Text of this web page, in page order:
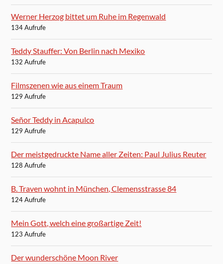
Werner Herzog bittet um Ruhe im Regenwald
134 Aufrufe
Teddy Stauffer: Von Berlin nach Mexiko
132 Aufrufe
Filmszenen wie aus einem Traum
129 Aufrufe
Señor Teddy in Acapulco
129 Aufrufe
Der meistgedruckte Name aller Zeiten: Paul Julius Reuter
128 Aufrufe
B. Traven wohnt in München, Clemensstrasse 84
124 Aufrufe
Mein Gott, welch eine großartige Zeit!
123 Aufrufe
Der wunderschöne Moon River